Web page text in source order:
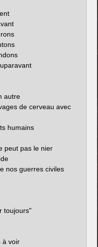
autre
de cerveau avec
humains
peut pas le nier
nos guerres civiles
toujours"
à voir